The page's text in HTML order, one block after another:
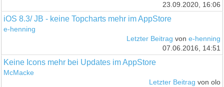
23.09.2020, 16:06
iOS 8.3/ JB - keine Topcharts mehr im AppStore
e-henning
Letzter Beitrag von e-henning
07.06.2016, 14:51
Keine Icons mehr bei Updates im AppStore
McMacke
Letzter Beitrag von olo